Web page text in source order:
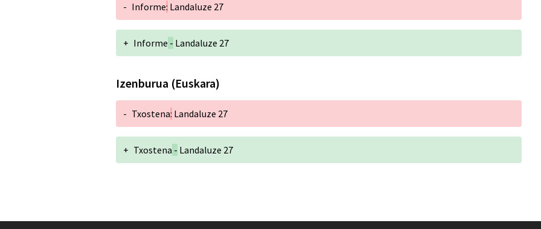
- Informe: Landaluze 27
+ Informe - Landaluze 27
Izenburua (Euskara)
- Txostena: Landaluze 27
+ Txostena - Landaluze 27